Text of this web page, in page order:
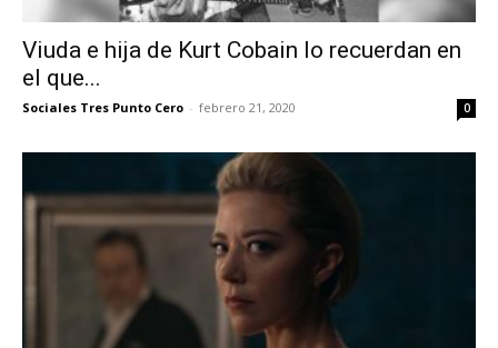
Viuda e hija de Kurt Cobain lo recuerdan en
el que...
Sociales Tres Punto Cero - febrero 21, 2020 0